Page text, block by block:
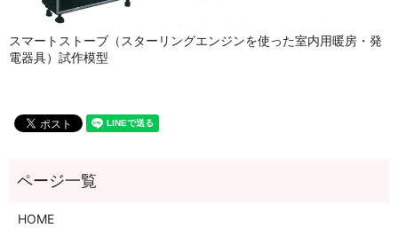
スマートストーブ（スターリングエンジンを使った室内用暖房・発
電器具）試作模型
HOME